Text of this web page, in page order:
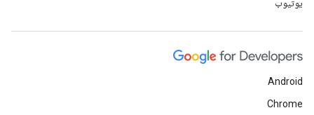
یوتیوب
Android
Chrome